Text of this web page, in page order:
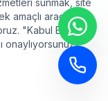
Tüm hakları saklıdır.
sunmak, site
amaçlı araçları
"Kabul Et"
onaylıyorsunuz.